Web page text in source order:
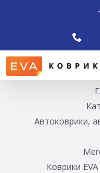
Автоковрики,
Коврики